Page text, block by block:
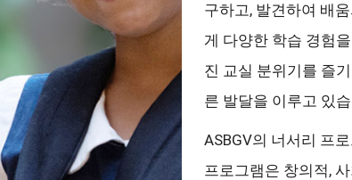
구하고, 발견하여 배
게 다양한 학습 경험
진 교실 분위기를 즐
른 발달을 이루고 있
ASBGV의 너서리 프
프로그램은 창의적,